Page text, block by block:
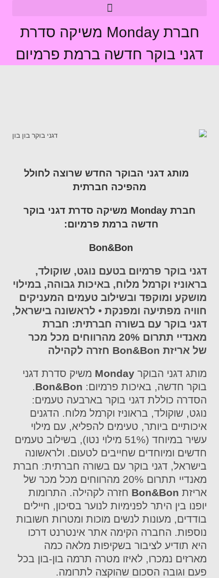
חברת Monday משיקה סדרת
דגני בוקר חדשה ברמת פרמיום
מותג דגני הבוקר החדש שרוצה לחולל
מהפיכה חברתית
חברת Monday משיקה סדרת דגני בוקר
חדשה ברמת פרמיום:
Bon&Bon
דגני בוקר פרמיום בטעם נוגט, שוקולד,
בראוניז וקרמל מלוח, באיכות גבוהה, במילוי
מושקע ומוקפד ובשילוב טעמים המעניקים
חוויה מפתיעה ומפנקת • לראשונה בישראל,
דגני בוקר עם בשורה חברתית: חברת
מאנדיי תתרום 20%
מהרווחים מכל מכר
של אריזת Bon&Bon חזרה לקהילה
מותג דגני הבוקר Monday משיק סדרת דגני
בוקר חדשה, באיכות פרמיום: Bon&Bon
.
הסדרה כוללת דגני בוקר בארבעה טעמים:
נוגט, שוקולד, בראוניז וקרמל מלוח. הדגנים
איכותיים ביותר, טעימים להפליא, עם מילוי
עשיר במיוחד (51% מילוי נטו), בשילוב טעמים
חדשים ומיוחדים שחייבים לטעום. ולראשונה
בישראל, דגני בוקר עם בשורה חברתית: חברת
מאנדיי תתרום 20% מהרווחים מכל מכר של
אריזת Bon&Bon חזרה לקהילה. התרומות
יופנו בין היתר לפנימיות לנוער בסיכון, חיילים
בודדים, מעונות לנשים מוכות ומטרות חשובות
נוספות. החברה הקימה אתר אינטרנט דרכו
היא תודיע לציבור בשקיפות מלאה כמה
מארזים נמכרו, לאיזו מטרה תרמה בון-בון בכל
פעם וגובה הסכום שהוקצה לתרומה.